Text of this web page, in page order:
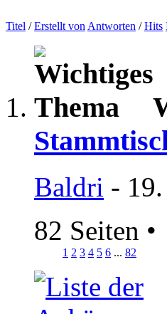
Titel /Erstellt von Antworten /Hits
Baldri -
82 Seiten •
1 2 3 4 5 6 ... 82